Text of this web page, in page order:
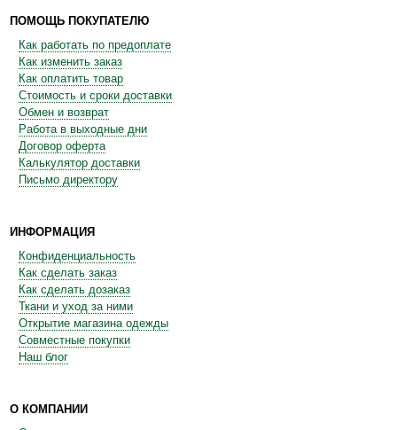
ПОМОЩЬ ПОКУПАТЕЛЮ
Как работать по предоплате
Как изменить заказ
Как оплатить товар
Стоимость и сроки доставки
Обмен и возврат
Работа в выходные дни
Договор оферта
Калькулятор доставки
Письмо директору
ИНФОРМАЦИЯ
Конфиденциальность
Как сделать заказ
Как сделать дозаказ
Ткани и уход за ними
Открытие магазина одежды
Совместные покупки
Наш блог
О КОМПАНИИ